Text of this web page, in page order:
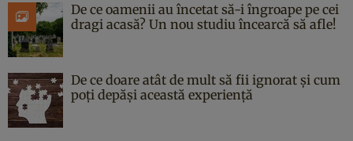
De ce oamenii au încetat să-i îngroape pe cei
dragi acasă? Un nou studiu încearcă să afle!
De ce doare atât de mult să fii ignorat și cum
poți depăși această experiență